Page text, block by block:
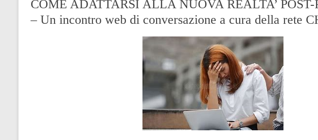
COME ADATTARSI ALLA NUOVA REALTA’
– Un incontro web di conversazione a cura della rete